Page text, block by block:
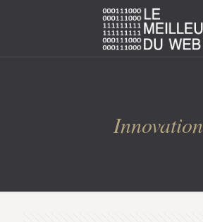
Innovation